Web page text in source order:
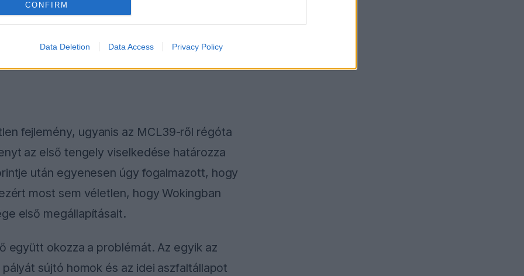
CONFIRM
Data Deletion Data Access Privacy Policy
fejlemény, ugyanis az MCL39-ről régóta
az első tengely viselkedése határozza
után egyenesen úgy fogalmazott, hogy
most sem véletlen, hogy Wokingban
első megállapításait.
együtt okozza a problémát. Az egyik az
sújtó homok és az idei aszfaltállapot